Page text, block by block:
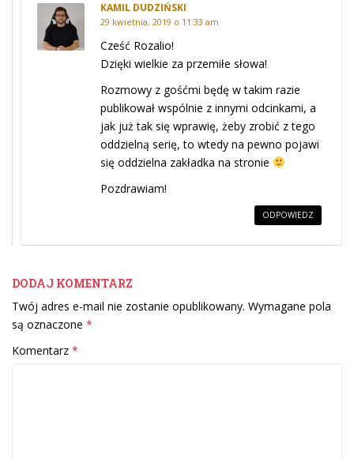
KAMIL DUDZIŃSKI
29 kwietnia, 2019 o 11:33 am
Cześć Rozalio!
Dzięki wielkie za przemiłe słowa!
Rozmowy z gośćmi będę w takim razie
publikował wspólnie z innymi odcinkami, a
jak już tak się wprawię, żeby zrobić z tego
oddzielną serię, to wtedy na pewno pojawi
się oddzielna zakładka na stronie
Pozdrawiam!
ODPOWIEDZ
DODAJ KOMENTARZ
Twój adres e-mail nie zostanie opublikowany. Wymagane pola
są oznaczone *
Komentarz *